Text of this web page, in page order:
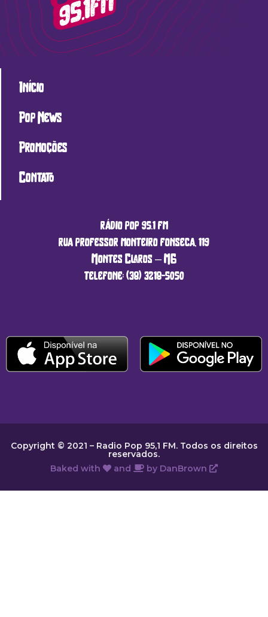
Início
Pop News
Promoções
Contato
rádio pop 95.1 fm
rua professor monteiro fonseca, 119
Montes Claros – MG
telefone: (38) 3218-5050
Copyright © 2021 – Radio Pop 95,1 FM. Todos os direitos
reservados.
Baked with
and by DanBrown